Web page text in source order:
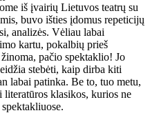
iš įvairių Lietuvos teatrų su
buvo išties įdomus repeticijų
analizės. Vėliau labai
kartu, pokalbių prieš
pačio spektaklio! Jo
stebėti, kaip dirba kiti
labai patinka. Be to, tuo metu,
literatūros klasikos, kurios ne